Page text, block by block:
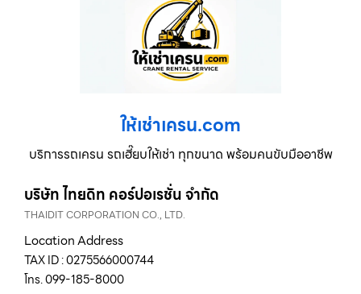
ให้เช่าเครน.com
บริการรถเครน รถเฮี๊ยบให้เช่า ทุกขนาด พร้อมคนขับมืออาชีพ
บริษัท ไทยดิท คอร์ปอเรชั่น จำกัด
THAIDIT CORPORATION CO., LTD.
Location Address
TAX ID : 0275566000744
โทร. 099-185-8000